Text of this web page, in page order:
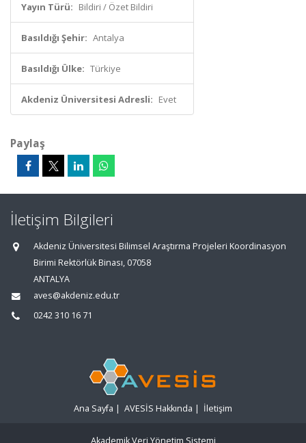
Yayın Türü: Bildiri / Özet Bildiri
Basıldığı Şehir: Antalya
Basıldığı Ülke: Türkiye
Akdeniz Üniversitesi Adresli: Evet
Paylaş
İletişim Bilgileri
Akdeniz Üniversitesi Bilimsel Araştırma Projeleri Koordinasyon
Birimi Rektörlük Binası, 07058
ANTALYA
aves@akdeniz.edu.tr
0242 310 16 71
Ana Sayfa | AVESİS Hakkında | İletişim
Akademik Veri Yönetim Sistemi